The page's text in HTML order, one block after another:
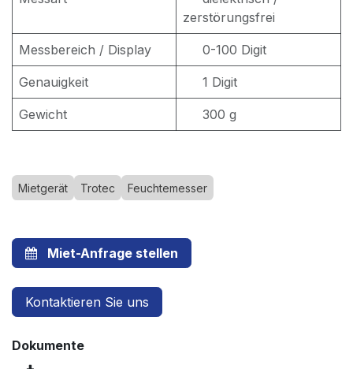
zerstörungsfrei
Messbereich / Display 0-100 Digit
Genauigkeit 1 Digit
Gewicht 300 g
Mietgerät Trotec Feuchtemesser
Miet-Anfrage stellen
Kontaktieren Sie uns
Dokumente